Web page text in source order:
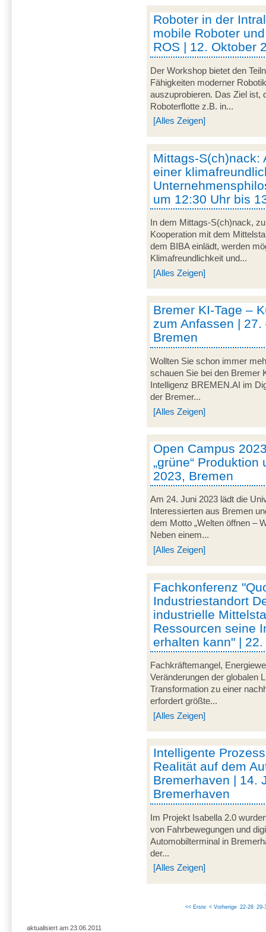
Roboter in der
mobile Roboter
ROS | 12. Oktober
Der Workshop bietet den
Fähigkeiten moderner
auszuprobieren. Das Ziel ist,
Roboterflotte z.B. in...
[Alles Zeigen]
Mittags-S(ch)nack:
einer
um 12:30 Uhr bis
In dem Mittags-S(ch)nack,
Kooperation mit dem
dem BIBA einlädt, werden
Klimafreundlichkeit und...
[Alles Zeigen]
Bremer KI-Tage –
zum Anfassen |
Bremen
Wollten Sie schon immer
schauen Sie bei den Bremer
Intelligenz BREMEN.AI im
der Bremer...
[Alles Zeigen]
Open Campus
„grüne“
2023, Bremen
Am 24. Juni 2023 lädt die
Interessierten aus Bremen
dem Motto „Welten öffnen –
Neben einem...
[Alles Zeigen]
Fachkonferenz
Industriestandort
industrielle
Ressourcen seine
erhalten kann" |
Fachkräftemangel,
Veränderungen der globalen
Transformation zu einer
erfordert größte...
[Alles Zeigen]
Intelligente
Realität auf dem
Bremerhaven | 14.
Bremerhaven
Im Projekt Isabella 2.0
von Fahrbewegungen und
Automobilterminal in
der...
[Alles Zeigen]
<< Erste < Vorherige 22-28 29-
aktualisiert am 23.06.2011